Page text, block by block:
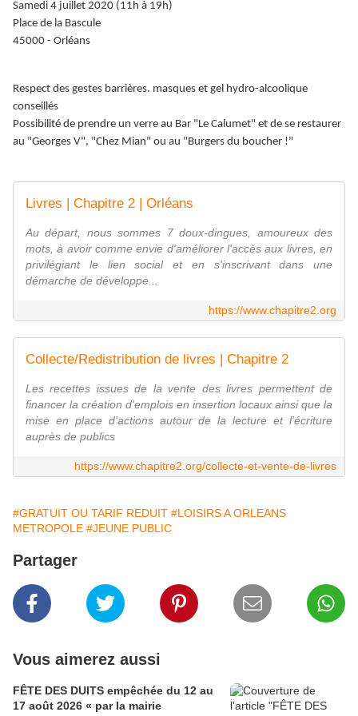
Samedi 4 juillet 2020 (11h à 19h)
Place de la Bascule
45000 - Orléans
Respect des gestes barrières. masques et gel hydro-alcoolique
conseillés
Possibilité de prendre un verre au Bar "Le Calumet" et de se restaurer
au "Georges V", "Chez Mian" ou au "Burgers du boucher !"
Livres | Chapitre 2 | Orléans
Au départ, nous sommes 7 doux-dingues, amoureux des
mots, à avoir comme envie d'améliorer l'accès aux livres, en
privilégiant le lien social et en s'inscrivant dans une
démarche de développe...
https://www.chapitre2.org
Collecte/Redistribution de livres | Chapitre 2
Les recettes issues de la vente des livres permettent de
financer la création d'emplois en insertion locaux ainsi que la
mise en place d'actions autour de la lecture et l'écriture
auprès de publics
https://www.chapitre2.org/collecte-et-vente-de-livres
#GRATUIT OU TARIF REDUIT #LOISIRS A ORLEANS
METROPOLE #JEUNE PUBLIC
Partager
Vous aimerez aussi
FÊTE DES DUITS empêchée du 12 au
17 août 2026 « par la mairie